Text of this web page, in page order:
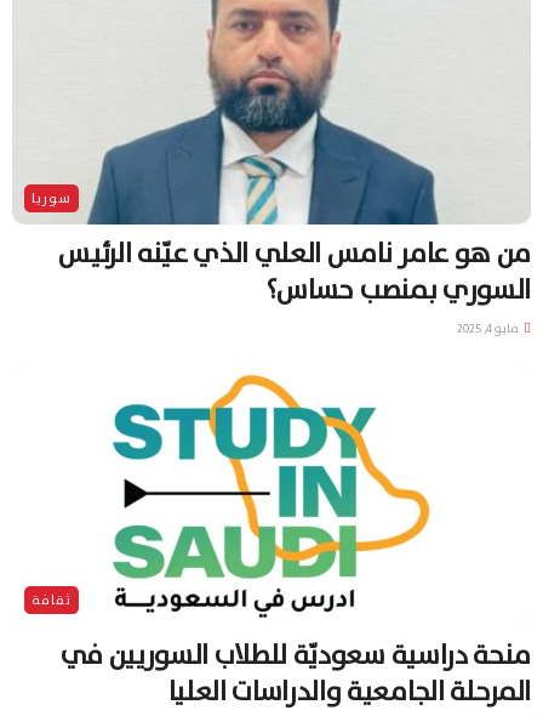
سوريا
من هو عامر نامس العلي الذي عيّنه الرئيس
السوري بمنصب حساس؟
مايو 4, 2025
ثقافة
منحة دراسية سعوديّة للطلاب السوريين في
المرحلة الجامعية والدراسات العليا